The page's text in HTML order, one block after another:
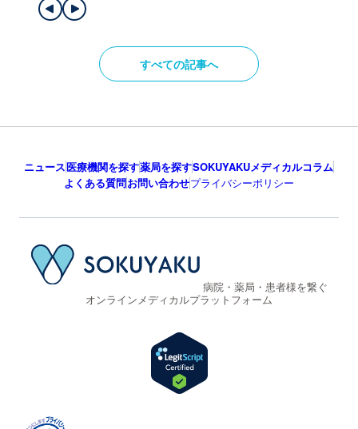
すべての記事へ
ニュース医療機関を探す薬局を探すSOKUYAKUメディカルコラム
よくある質問お問い合わせプライバシーポリシー
病院・薬局・患者様を繋ぐ
オンラインメディカルプラットフォーム